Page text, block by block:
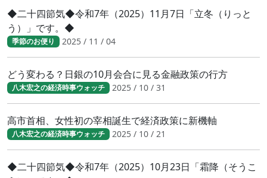
◆二十四節気◆令和7年（2025）11月7日「立冬（りっと
う）」です。◆
季節のお便り 2025 / 11 / 04
どう変わる？日銀の10月会合に見る金融政策の行方
八木宏之の経済時事ウォッチ 2025 / 10 / 31
高市首相、女性初の宰相誕生で経済政策に新機軸
八木宏之の経済時事ウォッチ 2025 / 10 / 21
◆二十四節気◆令和7年（2025）10月23日「霜降（そうこ